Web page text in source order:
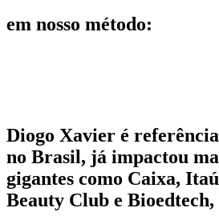
em nosso método:
Diogo Xavier é
no Brasil, já impactou
gigantes como Caixa,
Beauty Club e